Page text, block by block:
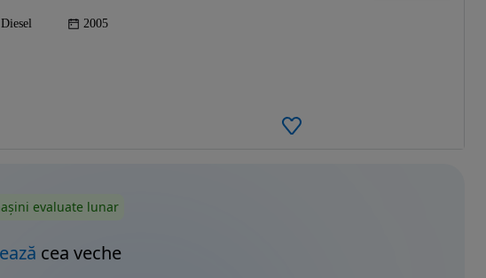
Diesel 2005
evaluate lunar
cea veche